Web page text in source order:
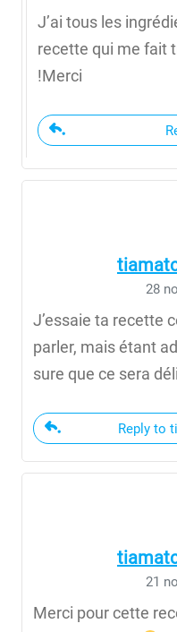
J’ai tous les
recette qui me fait
!Merci
28
J’essaie ta recette
parler, mais étant
sure que ce sera
Reply to
21
Merci pour cette